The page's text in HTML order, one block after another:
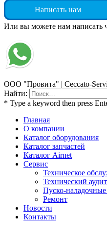
Написать нам
Или вы можете нам написать
ООО "Провита" | Ceccato-
Найти:
* Type a keyword then press
Главная
О компании
Каталог оборудования
Каталог запчастей
Каталог Airnet
Сервис
Техническое
Технический аудит
Пуско-
Ремонт
Новости
Контакты